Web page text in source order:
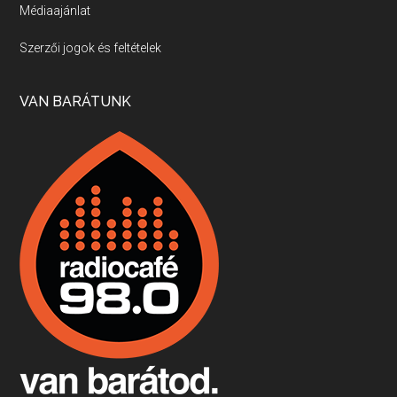
Villány, kékfrankos, Jackfall
Apr 17, 2026 • 00:35:38
Boston, teadélután, bab és homár
Apr 9, 2026 • 00:37:17
Fermentáljunk, a testünk meghálálja!
Apr 3, 2026 • 00:36:07
Médiaajánlat
Szerzői jogok és feltételek
VAN BARÁTUNK